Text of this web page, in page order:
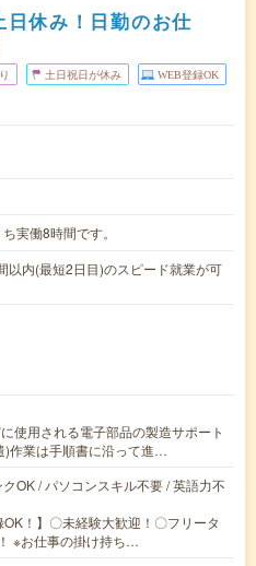
休み！日勤のお仕
土日祝日が休み WEB登録OK
実働8時間です。
以内(最短2日目)のスピード就業が可
使用される電子部品の製造サポート
)作業は手順書に沿って進…
OK / パソコンスキル不要 / 英語力不
OK！】〇未経験大歓迎！〇フリータ
※お仕事の掛け持ち…